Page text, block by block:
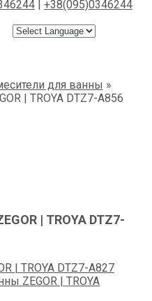
+38(095)0346244
для ванны »
| TROYA DTZ7-А856
| TROYA DTZ7-
| TROYA DTZ7-А827
ZEGOR | TROYA